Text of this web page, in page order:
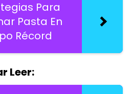
Para
Pasta En
Récord
Leer: